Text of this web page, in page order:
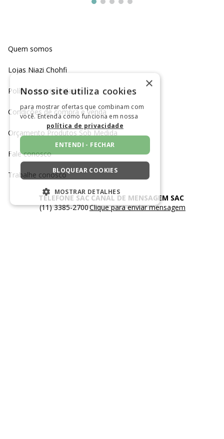
Quem somos
Lojas Niazi Chohfi
Política de privacidade
Condições de compra e venda
Orçamento Produtos Sob Medida
Fale conosco
Trabalhe conosco
TELEFONE SAC
(11) 3385-2700
CANAL DE MENSAGEM SAC
Clique para enviar mensagem
×
Nosso site utiliza cookies
para mostrar ofertas que combinam com
você. Entenda como funciona em nossa
política de privacidade
ENTENDI - FECHAR
BLOQUEAR COOKIES
MOSTRAR DETALHES
ESTRITAMENTE NECESSÁRIOS